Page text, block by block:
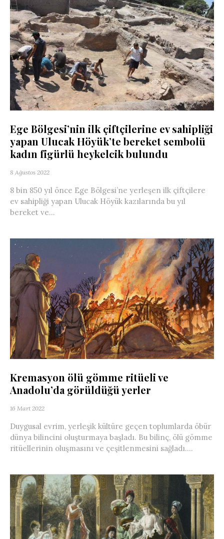
Ege Bölgesi’nin ilk çiftçilerine ev sahipliği
yapan Ulucak Höyük’te bereket sembolü
kadın figürlü heykelcik bulundu
8 Ağustos 2022
8 bin 850 yıl önce Ege Bölgesi’ne yerleşen ilk çiftçilere
ev sahipliği yapan Ulucak Höyük kazılarında bu yıl
bereket ve...
Kremasyon ölü gömme ritüeli ve
Anadolu’da görüldüğü yerler
16 Mart 2022
Duygusal evrim, yerleşik kültüre geçen toplumlarda öbür
dünya bilincini oluşturmaya başladı. Bu bilinç, ölü gömme
ritüellerinin oluşmasını ve çeşitlenmesini sağladı....